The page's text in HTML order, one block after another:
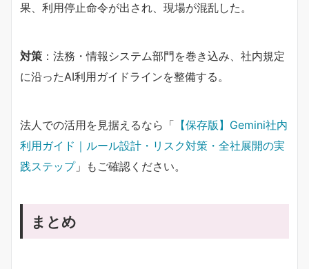
果、利用停止命令が出され、現場が混乱した。
対策 ：法務・情報システム部門を巻き込み、社内規定
に沿ったAI利用ガイドラインを整備する。
法人での活用を見据えるなら「 【保存版】Gemini社内
利用ガイド｜ルール設計・リスク対策・全社展開の実
践ステップ」もご確認ください。
まとめ